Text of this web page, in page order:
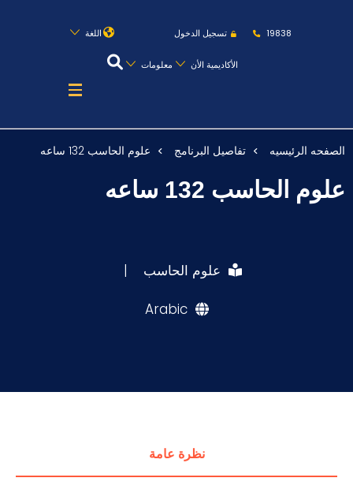
19838 تسجيل الدخول اللغة
الأكاديمية الأن معلومات
عن الأكاديمية
النقل البحري
المجمعات
الصفحه الرئيسيه تفاصيل البرنامج علوم الحاسب 132 ساعه
علوم الحاسب 132 ساعه
علوم الحاسب
Arabic
نظرة عامة